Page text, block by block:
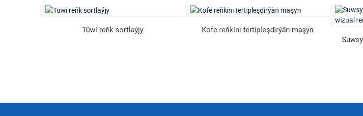
Tüwi reňk sortlaýjy
Kofe reňkini tertipleşdirýän maşyn